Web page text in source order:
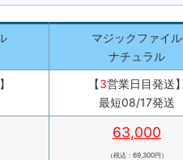
マジックファイル
ナチュラル
【3営業日目発送】
最短08/17発送
63,000
（税込：69,300円）